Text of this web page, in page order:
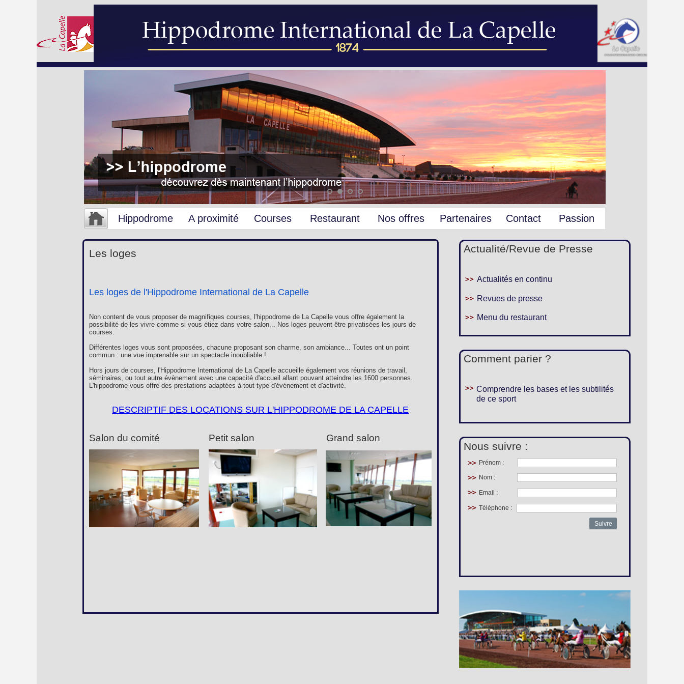
Hippodrome A proximité Courses Restaurant Nos offres
Loges
Partenaires Contact Passion
Les loges
Les loges de l'Hippodrome International de La Capelle
Non content de vous proposer de magnifiques courses, l'hippodrome de La Capelle vous offre également la
possibilité de les vivre comme si vous étiez dans votre salon... Nos loges peuvent être privatisées les jours de
courses.
Différentes loges vous sont proposées, chacune proposant son charme, son ambiance... Toutes ont un point
commun : une vue imprenable sur un spectacle inoubliable !
Hors jours de courses, l'Hippodrome International de La Capelle accueille également vos réunions de travail,
séminaires, ou tout autre évènement avec une capacité d'accueil allant pouvant atteindre les 1600 personnes.
L'hippodrome vous offre des prestations adaptées à tout type d'événement et d'activité.
DESCRIPTIF DES LOCATIONS SUR L'HIPPODROME DE LA CAPELLE
Salon du comité Petit salon Grand salon
Actualité/Revue de Presse
Actualités en continu
Revues de presse
Menu du restaurant
Comment parier ?
Comprendre les bases et les subtilités
de ce sport
Nous suivre :
Prénom :
Nom :
Email :
Téléphone :
Suivre